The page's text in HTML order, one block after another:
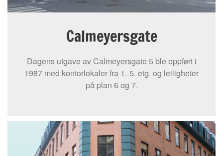
Calmeyersgate
Dagens utgave av Calmeyersgate 5 ble oppført i
1987 med kontorlokaler fra 1.-5. etg. og leiligheter
på plan 6 og 7.